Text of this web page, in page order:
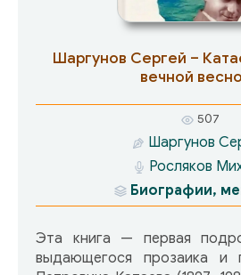
Шаргунов Сергей –
вечной
507
Шаргунов
Росляков
Биографии,
Эта книга — первая
выдающегося прозаика и